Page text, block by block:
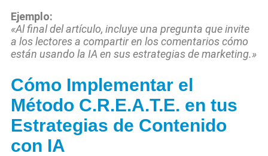
Ejemplo:
«Al final del artículo, incluye una pregunta que invite
a los lectores a compartir en los comentarios cómo
están usando la IA en sus estrategias de marketing.»
Cómo Implementar el
Método C.R.E.A.T.E. en tus
Estrategias de Contenido
con IA